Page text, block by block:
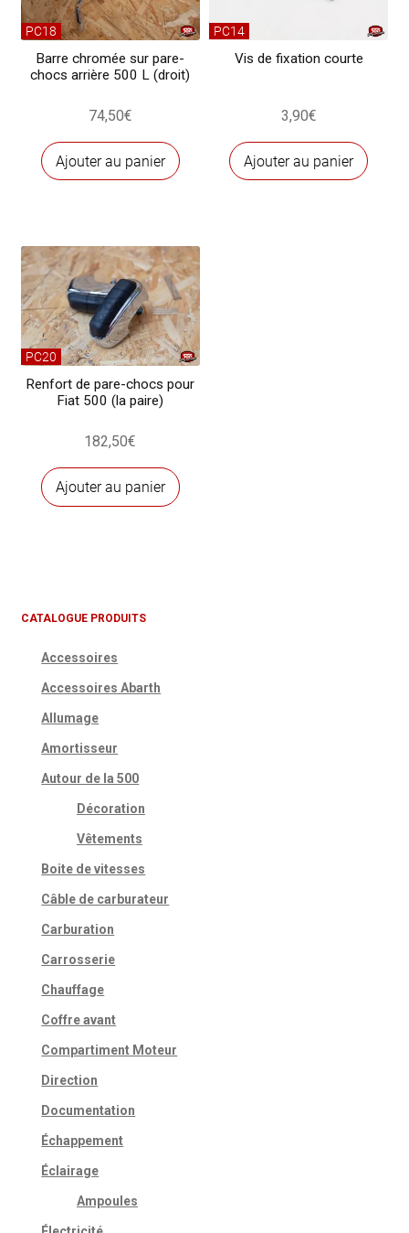
PC18
Barre chromée sur pare-
chocs arrière 500 L (droit)
74,50€
Ajouter au panier
PC14
Vis de fixation courte
3,90€
Ajouter au panier
PC20
Renfort de pare-chocs pour
Fiat 500 (la paire)
182,50€
Ajouter au panier
CATALOGUE PRODUITS
Accessoires
Accessoires Abarth
Allumage
Amortisseur
Autour de la 500
Décoration
Vêtements
Boite de vitesses
Câble de carburateur
Carburation
Carrosserie
Chauffage
Coffre avant
Compartiment Moteur
Direction
Documentation
Échappement
Éclairage
Ampoules